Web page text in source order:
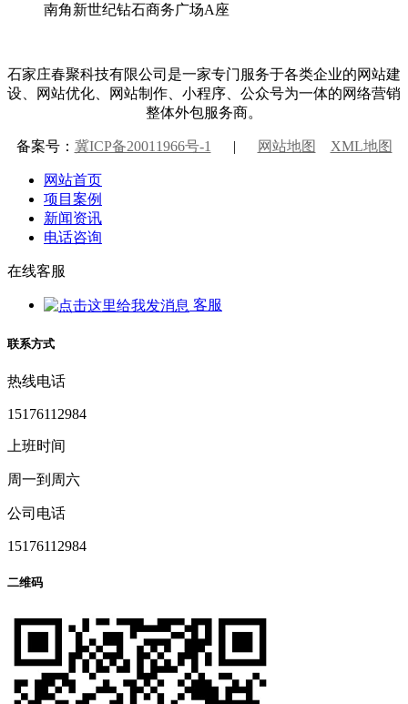
南角新世纪钻石商务广场A座
石家庄春聚科技有限公司是一家专门服务于各类企业的网站建
设、网站优化、网站制作、小程序、公众号为一体的网络营销
整体外包服务商。
备案号： 冀ICP备20011966号-1 | 网站地图 XML地图
网站首页
项目案例
新闻资讯
电话咨询
在线客服
客服
联系方式
热线电话
15176112984
上班时间
周一到周六
公司电话
15176112984
二维码